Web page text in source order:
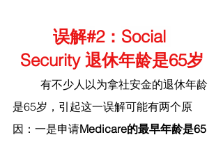
误解#2： Social
Security 退休年龄是65岁
是65岁，引起这一误解可能有两个原
因：一是申请Medicare的最早年龄是65